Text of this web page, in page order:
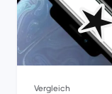
Vergleich